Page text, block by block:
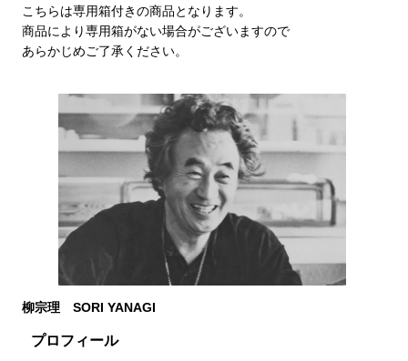
こちらは専用箱付きの商品となります。
商品により専用箱がない場合がございますので
あらかじめご了承ください。
柳宗理SORI YANAGI
プロフィール